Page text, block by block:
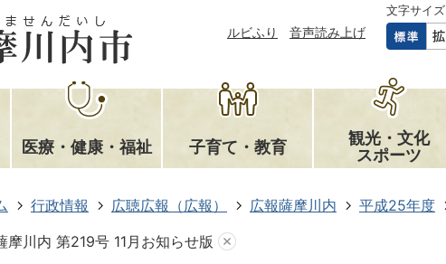
ルビふり 音声読み上げ
文字サイズ
医療・健康・福祉 子育て・教育
観光・文化
スポーツ
行政情報 広聴広報（広報） 広報薩摩川内 平成25年度
摩川内 第219号 11月お知らせ版